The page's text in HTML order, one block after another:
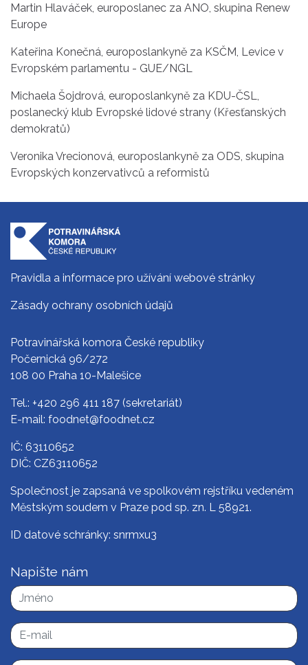
Martin Hlaváček, europoslanec za ANO, skupina Renew
Europe
Kateřina Konečná, europoslankyně za KSČM, Levice v
Evropském parlamentu - GUE/NGL
Michaela Šojdrová, europoslankyně za KDU-ČSL,
poslanecký klub Evropské lidové strany (Křesťanských
demokratů)
Veronika Vrecionová, europoslankyně za ODS, skupina
Evropských konzervativců a reformistů
Pravidla a informace pro užívání webové stránky
Zásady ochrany osobních údajů
Potravinářská komora České republiky
Počernická 96/272
108 00 Praha 10-Malešice
Tel.: +420 296 411 187 (sekretariát)
E-mail: foodnet@foodnet.cz
IČ: 63110652
DIČ: CZ63110652
Společnost je zapsaná ve spolkovém rejstříku vedeném
Městským soudem v Praze pod sp. zn. L 58921.
ID datové schránky: snrmxu3
Napište nám